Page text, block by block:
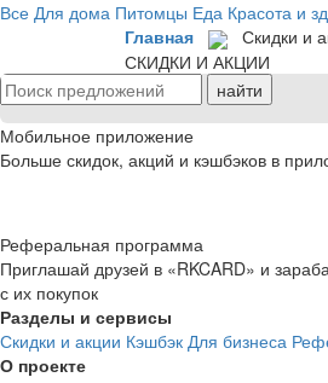
Все Для дома Питомцы Еда Красота и
Главная
Скидки и
СКИДКИ И АКЦИИ
Мобильное приложение
Больше скидок, акций и кэшбэков в
Реферальная программа
Приглашай друзей в «RKCARD» и
с их покупок
Разделы и сервисы
Скидки и акции Кэшбэк Для бизнеса
О проекте